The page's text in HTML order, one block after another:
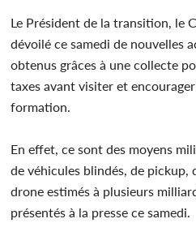
Le Président de la transition, le
dévoilé ce samedi de nouvelles
obtenus grâces à une collecte
taxes avant visiter et
formation.
En effet, ce sont des moyens
de véhicules blindés, de pickup,
drone estimés à plusieurs
présentés à la presse ce samedi.